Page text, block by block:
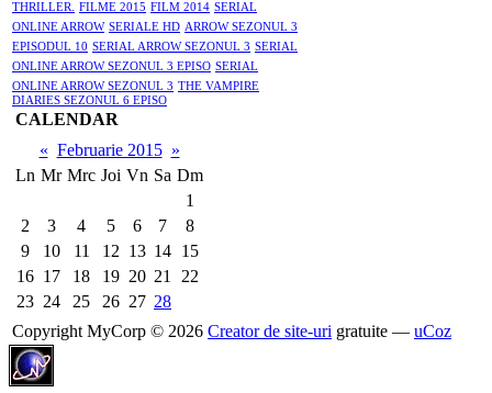
THRILLER.
FILME 2015 FILM 2014 SERIAL
ONLINE ARROW SERIALE HD ARROW SEZONUL 3
EPISODUL 10 SERIAL ARROW SEZONUL 3 SERIAL
ONLINE ARROW SEZONUL 3 EPISO SERIAL
ONLINE ARROW SEZONUL 3 THE VAMPIRE
DIARIES SEZONUL 6 EPISO
CALENDAR
« Februarie 2015 »
Ln Mr Mrc Joi Vn Sa Dm
1
2
3 4 5 6 7
8
9
10 11 12 13 14 15
16 17 18 19 20 21
22
23 24 25 26 27 28
Copyright MyCorp © 2026 Creator de site-uri gratuite — uCoz